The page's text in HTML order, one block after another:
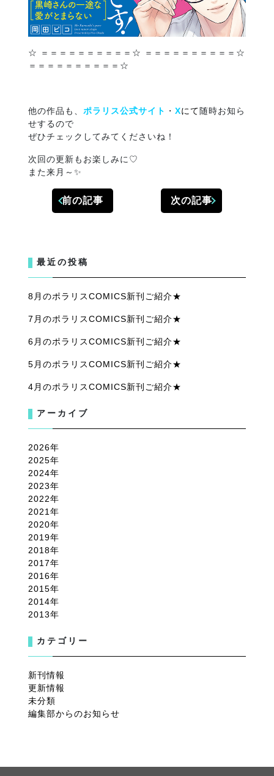
☆ ＝＝＝＝＝＝＝＝＝＝☆ ＝＝＝＝＝＝＝＝＝＝☆
＝＝＝＝＝＝＝＝＝＝☆
他の作品も、 ポラリス公式サイト ・ Xにて随時お知ら
せするので
ぜひチェックしてみてくださいね！
次回の更新もお楽しみに♡
また来月～✨
前の記事 次の記事
最近の投稿
8月のポラリスCOMICS新刊ご紹介★
7月のポラリスCOMICS新刊ご紹介★
6月のポラリスCOMICS新刊ご紹介★
5月のポラリスCOMICS新刊ご紹介★
4月のポラリスCOMICS新刊ご紹介★
アーカイブ
2026
2025
2024
2023
2022
2021
2020
2019
2018
2017
2016
2015
2014
2013
カテゴリー
新刊情報
更新情報
未分類
編集部からのお知らせ